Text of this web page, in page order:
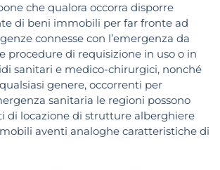
che qualora occorra disporre
di beni immobili per far fronte ad
connesse con l’emergenza da
procedure di requisizione in uso o in
sanitari e medico-chirurgici, nonché
genere, occorrenti per
sanitaria le regioni possono
di locazione di strutture alberghiere
aventi analoghe caratteristiche di